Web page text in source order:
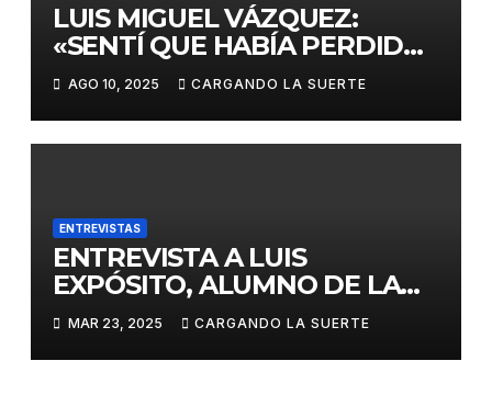
LUIS MIGUEL VÁZQUEZ:
«SENTÍ QUE HABÍA PERDIDO
EL RUMBO DE MI VIDA»
AGO 10, 2025 CARGANDO LA SUERTE
ENTREVISTAS
ENTREVISTA A LUIS
EXPÓSITO, ALUMNO DE LA
ESCUELA TAURINA DE
CIUDAD REAL, ANTE SU
DEBUT EL PRÓXIMO MARTES
MAR 23, 2025 CARGANDO LA SUERTE